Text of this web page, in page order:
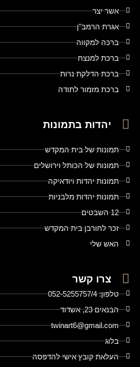
אשר יצר
אגרת הרמב"ן
ברכה למקווה
ברכת למנצח
ברכת הדלקת נרות
ברכת מזמור לתודה
יהדות בתמונות
תמונות של בית המקדש
תמונות של הכותל וירושלים
תמונות יהדות ויודאיקה
תמונות יהדות מלבניות
12 השבטים
זכר לחורבן בית המקדש
האש שלי
צרו קשר
טלפון: 052-5255757/4
הבנאים 23, אשדוד
twinart6@gmail.com
בלוג
העלאת קובץ אישי להדפסה